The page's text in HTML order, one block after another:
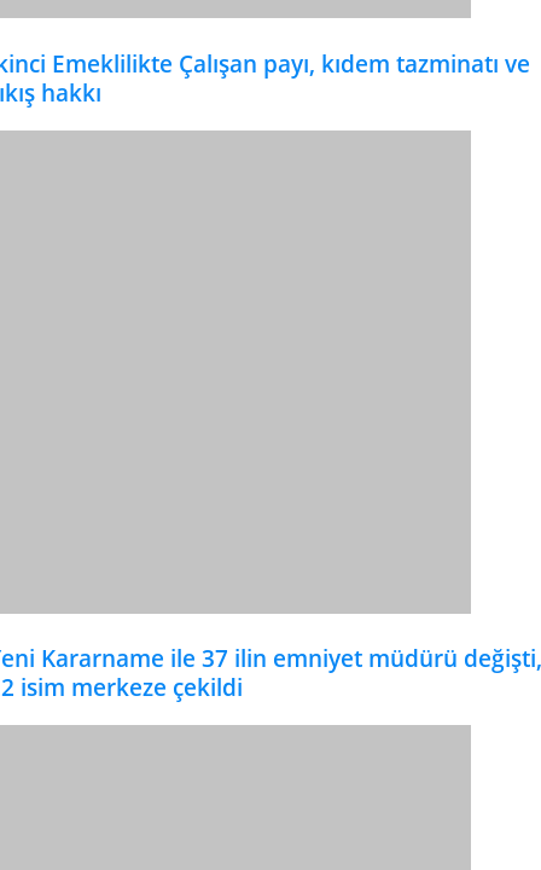
Emeklilikte Çalışan payı, kıdem tazminatı ve
hakkı
Kararname ile 37 ilin emniyet müdürü değişti,
isim merkeze çekildi